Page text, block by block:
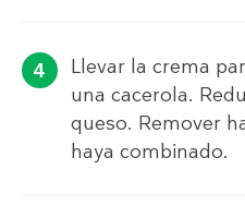
Llevar la crema
una cacerola.
queso. Remover
haya combinado.